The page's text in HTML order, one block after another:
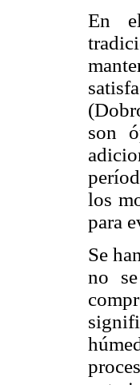
En
son
los
para
Se
no